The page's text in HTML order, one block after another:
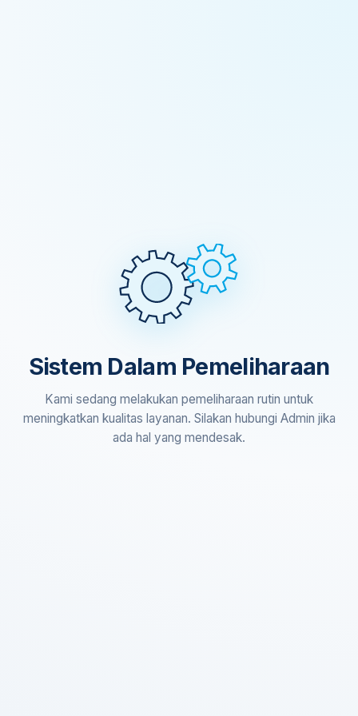
Sistem Dalam Pemeliharaan
Kami sedang melakukan pemeliharaan rutin untuk
meningkatkan kualitas layanan. Silakan hubungi Admin jika
ada hal yang mendesak.